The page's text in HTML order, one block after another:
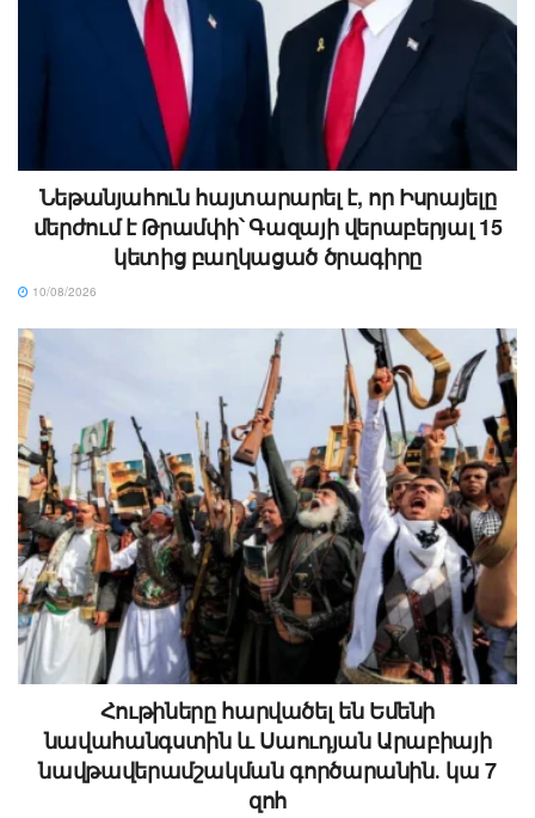
Նեթանյահուն հայտարարել է, որ Իսրայելը
մերժում է Թրամփի՝ Գազայի վերաբերյալ 15
կետից բաղկացած ծրագիրը
10/08/2026
Հութիները հարվածել են Եմենի
նավահանգստին և Սաուդյան Արաբիայի
նավթավերամշակման գործարանին․ կա 7
զոհ